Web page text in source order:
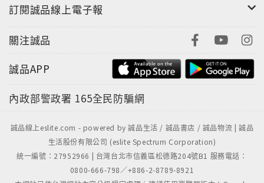
訂閱誠品線上電子報
關注誠品
誠品APP
內政部警政署 165全民防騙網
誠品線上eslite.com - powered by 誠品生活 / 誠品書店 / 誠品物流 | 誠品
生活股份有限公司 (eslite Spectrum Corporation)
統一編號：27952966 | 台灣台北市信義區松德路204號B1 服務電話：
0800-666-798／+886-2-8789-8921